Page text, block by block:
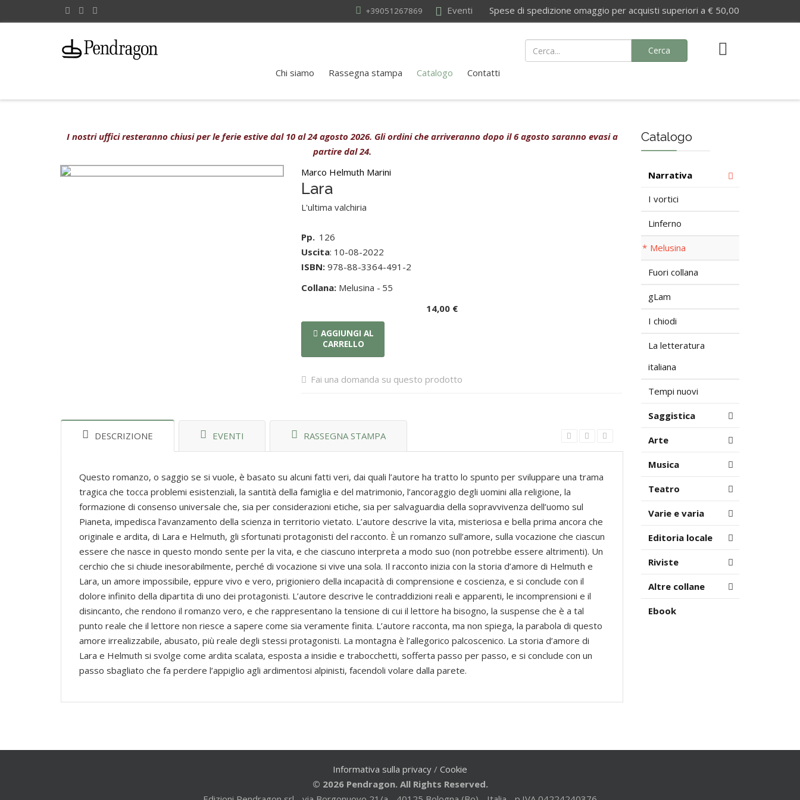
Eventi Spese di spedizione omaggio per acquisti superiori a € 50,00
+39051267869
Chi siamo Rassegna stampa Catalogo Contatti
Cerca
I nostri uffici resteranno chiusi per le ferie estive dal 10 al 24 agosto 2026. Gli ordini che arriveranno dopo il 6 agosto saranno evasi a
partire dal 24.
Marco Helmuth Marini
Lara
L'ultima valchiria
Pp. 126
Uscita: 10-08-2022
ISBN: 978-88-3364-491-2
Collana: Melusina - 55
14,00 €
AGGIUNGI AL
CARRELLO
Fai una domanda su questo prodotto
DESCRIZIONE EVENTI RASSEGNA STAMPA
Questo romanzo, o saggio se si vuole, è basato su alcuni fatti veri, dai quali l’autore ha tratto lo spunto per sviluppare una trama
tragica che tocca problemi esistenziali, la santità della famiglia e del matrimonio, l’ancoraggio degli uomini alla religione, la
formazione di consenso universale che, sia per considerazioni etiche, sia per salvaguardia della sopravvivenza dell’uomo sul
Pianeta, impedisca l’avanzamento della scienza in territorio vietato. L’autore descrive la vita, misteriosa e bella prima ancora che
originale e ardita, di Lara e Helmuth, gli sfortunati protagonisti del racconto. È un romanzo sull’amore, sulla vocazione che ciascun
essere che nasce in questo mondo sente per la vita, e che ciascuno interpreta a modo suo (non potrebbe essere altrimenti). Un
cerchio che si chiude inesorabilmente, perché di vocazione si vive una sola. Il racconto inizia con la storia d’amore di Helmuth e
Lara, un amore impossibile, eppure vivo e vero, prigioniero della incapacità di comprensione e coscienza, e si conclude con il
dolore infinito della dipartita di uno dei protagonisti. L’autore descrive le contraddizioni reali e apparenti, le incomprensioni e il
disincanto, che rendono il romanzo vero, e che rappresentano la tensione di cui il lettore ha bisogno, la suspense che è a tal
punto reale che il lettore non riesce a sapere come sia veramente finita. L’autore racconta, ma non spiega, la parabola di questo
amore irrealizzabile, abusato, più reale degli stessi protagonisti. La montagna è l’allegorico palcoscenico. La storia d’amore di
Lara e Helmuth si svolge come ardita scalata, esposta a insidie e trabocchetti, sofferta passo per passo, e si conclude con un
passo sbagliato che fa perdere l’appiglio agli ardimentosi alpinisti, facendoli volare dalla parete.
Catalogo
Narrativa
I vortici
Linferno
Melusina
Fuori collana
gLam
I chiodi
La letteratura
italiana
Tempi nuovi
Saggistica
Arte
Musica
Teatro
Varie e varia
Editoria locale
Riviste
Altre collane
Ebook
Informativa sulla privacy / Cookie
© 2026 Pendragon. All Rights Reserved.